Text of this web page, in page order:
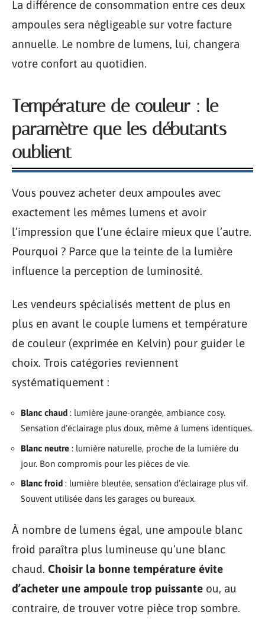
La différence de consommation entre ces deux
ampoules sera négligeable sur votre facture
annuelle. Le nombre de lumens, lui, changera
votre confort au quotidien.
Température de couleur : le
paramètre que les débutants
oublient
Vous pouvez acheter deux ampoules avec
exactement les mêmes lumens et avoir
l’impression que l’une éclaire mieux que l’autre.
Pourquoi ? Parce que la teinte de la lumière
influence la perception de luminosité.
Les vendeurs spécialisés mettent de plus en
plus en avant le couple lumens et température
de couleur (exprimée en Kelvin) pour guider le
choix. Trois catégories reviennent
systématiquement :
Blanc chaud : lumière jaune-orangée, ambiance cosy.
Sensation d’éclairage plus doux, même à lumens identiques.
Blanc neutre : lumière naturelle, proche de la lumière du
jour. Bon compromis pour les pièces de vie.
Blanc froid : lumière bleutée, sensation d’éclairage plus vif.
Souvent utilisée dans les garages ou bureaux.
À nombre de lumens égal, une ampoule blanc
froid paraîtra plus lumineuse qu’une blanc
chaud. Choisir la bonne température évite
d’acheter une ampoule trop puissante ou, au
contraire, de trouver votre pièce trop sombre.